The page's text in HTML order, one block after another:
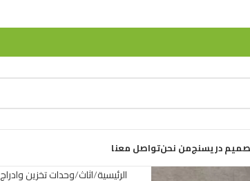
دريسنجمن نحنتواصل معنا
الرئيسية اثاث وحدات تخزين وادراج